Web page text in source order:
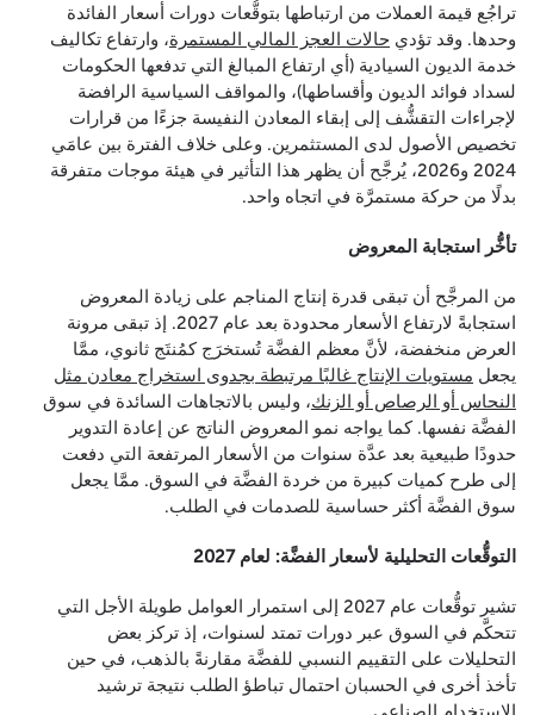
تراجُع قيمة العملات من ارتباطها بتوقُّعات دورات أسعار الفائدة
وحدها. وقد تؤدي حالات العجز المالي المستمرة، وارتفاع تكاليف
خدمة الديون السيادية (أي ارتفاع المبالغ التي تدفعها الحكومات
لسداد فوائد الديون وأقساطها)، والمواقف السياسية الرافضة
لإجراءات التقشُّف إلى إبقاء المعادن النفيسة جزءًا من قرارات
تخصيص الأصول لدى المستثمرين. وعلى خلاف الفترة بين عامَي
2024 و2026، يُرجَّح أن يظهر هذا التأثير في هيئة موجات متفرقة
بدلًا من حركة مستمرَّة في اتجاه واحد.
تأخُّر استجابة المعروض
من المرجَّح أن تبقى قدرة إنتاج المناجم على زيادة المعروض
استجابةً لارتفاع الأسعار محدودة بعد عام 2027. إذ تبقى مرونة
العرض منخفضة، لأنَّ معظم الفضَّة تُستخرَج كمُنتَج ثانوي، ممَّا
يجعل مستويات الإنتاج غالبًا مرتبطة بجدوى استخراج معادن مثل
النحاس أو الرصاص أو الزنك، وليس بالاتجاهات السائدة في سوق
الفضَّة نفسها. كما يواجه نمو المعروض الناتج عن إعادة التدوير
حدودًا طبيعية بعد عدَّة سنوات من الأسعار المرتفعة التي دفعت
إلى طرح كميات كبيرة من خردة الفضَّة في السوق. ممَّا يجعل
سوق الفضَّة أكثر حساسية للصدمات في الطلب.
التوقُّعات التحليلية لأسعار الفضَّة: لعام 2027
تشير توقُّعات عام 2027 إلى استمرار العوامل طويلة الأجل التي
تتحكَّم في السوق عبر دورات تمتد لسنوات، إذ تركز بعض
التحليلات على التقييم النسبي للفضَّة مقارنةً بالذهب، في حين
تأخذ أخرى في الحسبان احتمال تباطؤ الطلب نتيجة ترشيد